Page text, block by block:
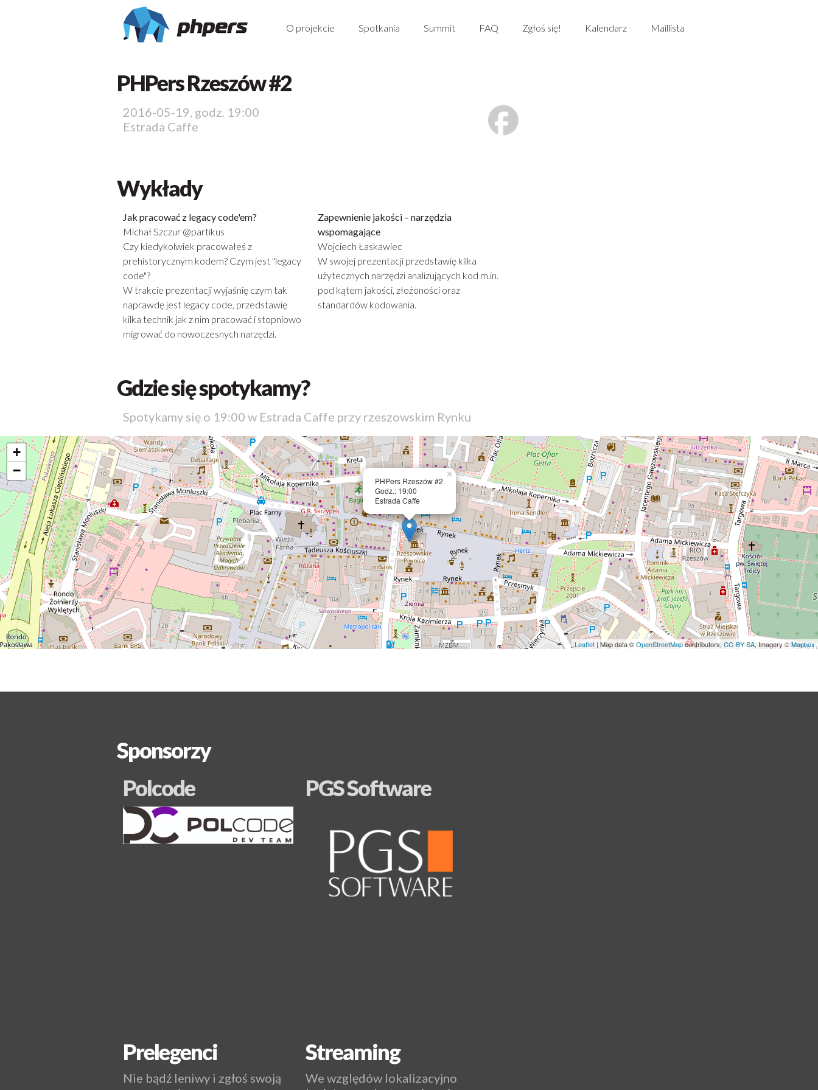
O projekcie Spotkania Summit FAQ Zgłoś się! Kalendarz Maillista
PHPers Rzeszów #2
2016-05-19, godz. 19:00
Estrada Caffe
Wykłady
Jak pracować z legacy code'em?
Michał Szczur @partikus
Czy kiedykolwiek pracowałeś z
prehistorycznym kodem? Czym jest "legacy
code"?
W trakcie prezentacji wyjaśnię czym tak
naprawdę jest legacy code, przedstawię
kilka technik jak z nim pracować i stopniowo
migrować do nowoczesnych narzędzi.
Zapewnienie jakości – narzędzia
wspomagające
Wojciech Łaskawiec
W swojej prezentacji przedstawię kilka
użytecznych narzędzi analizujących kod m.in.
pod kątem jakości, złożoności oraz
standardów kodowania.
Gdzie się spotykamy?
Spotykamy się o 19:00 w Estrada Caffe przy rzeszowskim Rynku
PHPers Rzeszów #2
Godz.: 19:00
Estrada Caffe
×
+
−
Leaflet | Map data ©OpenStreetMapcontributors, CC-BY-SA, Imagery ©Mapbox
Sponsorzy
Polcode
PGS Software
Prelegenci
Nie bądź leniwy i zgłoś swoją
Streaming
We względów lokalizacyjno